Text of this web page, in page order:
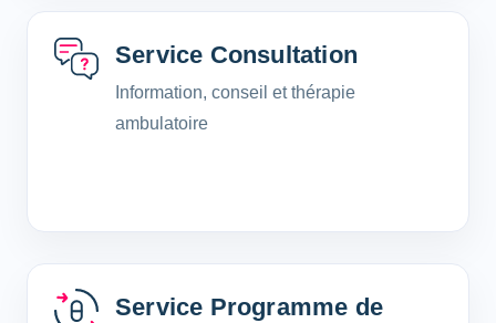
Service Consultation
Information, conseil et thérapie
ambulatoire
Service Programme de